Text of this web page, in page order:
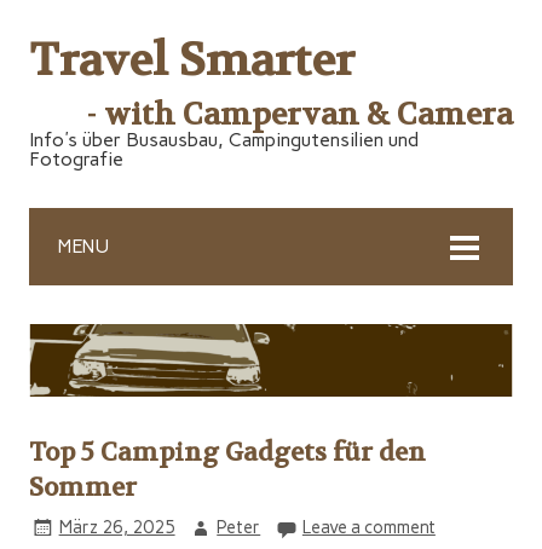
Travel Smarter
- with Campervan & Camera
Info's über Busausbau, Campingutensilien und
Fotografie
MENU
Top 5 Camping Gadgets für den
Sommer
März 26, 2025 Peter Leave a comment